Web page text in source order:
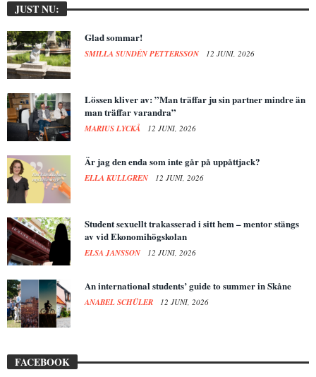
JUST NU:
Glad sommar!
SMILLA SUNDÉN PETTERSSON 12 JUNI, 2026
Lössen kliver av: ”Man träffar ju sin partner mindre än
man träffar varandra”
MARIUS LYCKÅ 12 JUNI, 2026
Är jag den enda som inte går på uppåttjack?
ELLA KULLGREN 12 JUNI, 2026
Student sexuellt trakasserad i sitt hem – mentor stängs
av vid Ekonomihögskolan
ELSA JANSSON 12 JUNI, 2026
An international students’ guide to summer in Skåne
ANABEL SCHÜLER 12 JUNI, 2026
FACEBOOK